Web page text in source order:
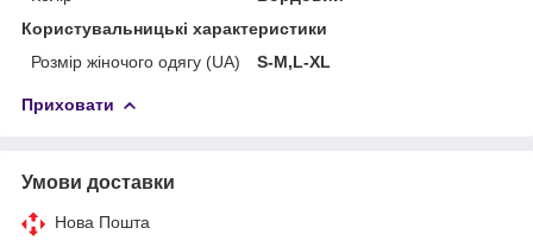
Користувальницькі характеристики
Розмір жіночого одягу (UA)
S-M,L-XL
Приховати
Умови доставки
Нова Пошта